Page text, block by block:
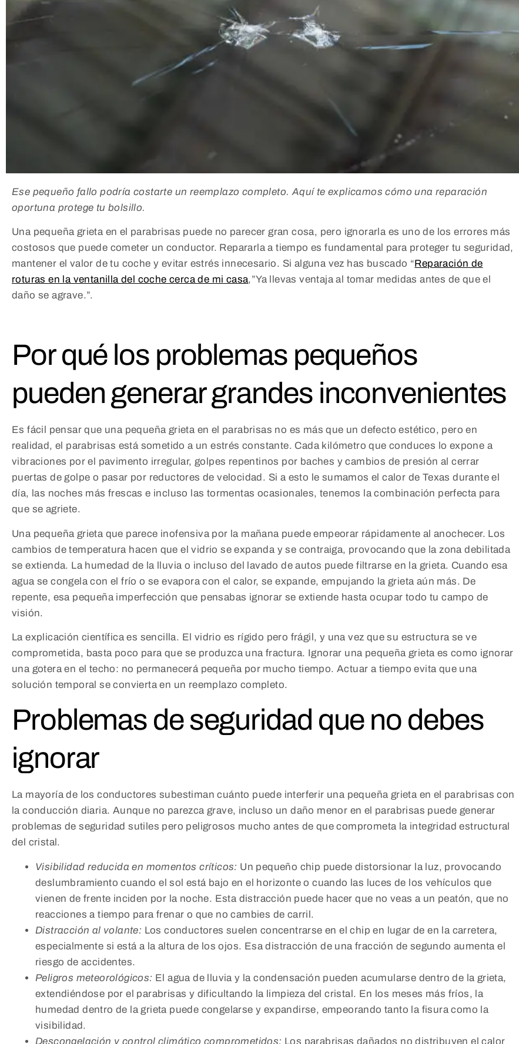
Ese pequeño fallo podría costarte un reemplazo completo. Aquí te explicamos cómo una reparación
oportuna protege tu bolsillo.
Una pequeña grieta en el parabrisas puede no parecer gran cosa, pero ignorarla es uno de los errores más
costosos que puede cometer un conductor. Repararla a tiempo es fundamental para proteger tu seguridad,
mantener el valor de tu coche y evitar estrés innecesario. Si alguna vez has buscado “Reparación de
roturas en la ventanilla del coche cerca de mi casa,”Ya llevas ventaja al tomar medidas antes de que el
daño se agrave.”.
Por qué los problemas pequeños
pueden generar grandes inconvenientes
Es fácil pensar que una pequeña grieta en el parabrisas no es más que un defecto estético, pero en
realidad, el parabrisas está sometido a un estrés constante. Cada kilómetro que conduces lo expone a
vibraciones por el pavimento irregular, golpes repentinos por baches y cambios de presión al cerrar
puertas de golpe o pasar por reductores de velocidad. Si a esto le sumamos el calor de Texas durante el
día, las noches más frescas e incluso las tormentas ocasionales, tenemos la combinación perfecta para
que se agriete.
Una pequeña grieta que parece inofensiva por la mañana puede empeorar rápidamente al anochecer. Los
cambios de temperatura hacen que el vidrio se expanda y se contraiga, provocando que la zona debilitada
se extienda. La humedad de la lluvia o incluso del lavado de autos puede filtrarse en la grieta. Cuando esa
agua se congela con el frío o se evapora con el calor, se expande, empujando la grieta aún más. De
repente, esa pequeña imperfección que pensabas ignorar se extiende hasta ocupar todo tu campo de
visión.
La explicación científica es sencilla. El vidrio es rígido pero frágil, y una vez que su estructura se ve
comprometida, basta poco para que se produzca una fractura. Ignorar una pequeña grieta es como ignorar
una gotera en el techo: no permanecerá pequeña por mucho tiempo. Actuar a tiempo evita que una
solución temporal se convierta en un reemplazo completo.
Problemas de seguridad que no debes
ignorar
La mayoría de los conductores subestiman cuánto puede interferir una pequeña grieta en el parabrisas con
la conducción diaria. Aunque no parezca grave, incluso un daño menor en el parabrisas puede generar
problemas de seguridad sutiles pero peligrosos mucho antes de que comprometa la integridad estructural
del cristal.
Visibilidad reducida en momentos críticos: Un pequeño chip puede distorsionar la luz, provocando
deslumbramiento cuando el sol está bajo en el horizonte o cuando las luces de los vehículos que
vienen de frente inciden por la noche. Esta distracción puede hacer que no veas a un peatón, que no
reacciones a tiempo para frenar o que no cambies de carril.
Distracción al volante: Los conductores suelen concentrarse en el chip en lugar de en la carretera,
especialmente si está a la altura de los ojos. Esa distracción de una fracción de segundo aumenta el
riesgo de accidentes.
Peligros meteorológicos: El agua de lluvia y la condensación pueden acumularse dentro de la grieta,
extendiéndose por el parabrisas y dificultando la limpieza del cristal. En los meses más fríos, la
humedad dentro de la grieta puede congelarse y expandirse, empeorando tanto la fisura como la
visibilidad.
Descongelación y control climático comprometidos: Los parabrisas dañados no distribuyen el calor